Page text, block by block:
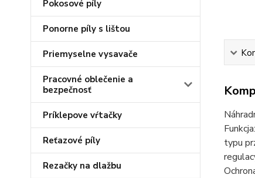
Pokosové píly
Ponorne píly s lištou
Priemyselne vysavače
Pracovné oblečenie a
bezpečnosť
Príklepove vŕtačky
Reťazové píly
Rezačky na dlažbu
typu